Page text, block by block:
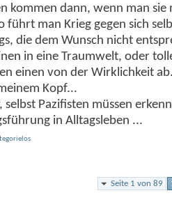
kommen dann, wenn man
führt man Krieg gegen sich
die dem Wunsch nicht
in eine Traumwelt, oder
einen von der Wirklichkeit
Kopf...
selbst Pazifisten müssen
in Alltagsleben ...
Seite 1 von 89